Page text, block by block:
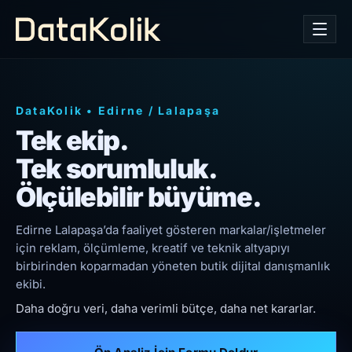
DataKolik • Edirne / Lalapaşa
Tek ekip.
Tek sorumluluk.
Ölçülebilir büyüme.
Edirne Lalapaşa’da faaliyet gösteren markalar/işletmeler
için reklam, ölçümleme, kreatif ve teknik altyapıyı
birbirinden koparmadan yöneten butik dijital danışmanlık
ekibi.
Daha doğru veri, daha verimli bütçe, daha net kararlar.